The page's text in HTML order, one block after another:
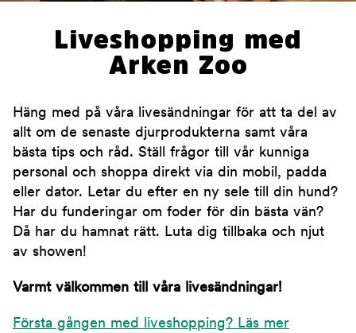
Liveshopping med
Arken Zoo
Häng med på våra livesändningar för att ta del av
allt om de senaste djurprodukterna samt våra
bästa tips och råd. Ställ frågor till vår kunniga
personal och shoppa direkt via din mobil, padda
eller dator. Letar du efter en ny sele till din hund?
Har du funderingar om foder för din bästa vän?
Då har du hamnat rätt. Luta dig tillbaka och njut
av showen!
Varmt välkommen till våra livesändningar!
Första gången med liveshopping? Läs mer